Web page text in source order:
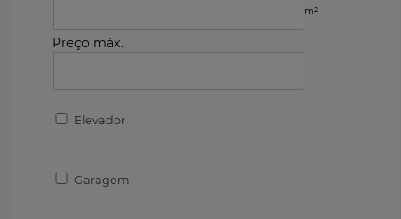
m²
Preço máx.
Elevador
Garagem